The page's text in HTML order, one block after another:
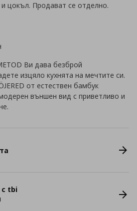
цокъл. Продават се отделно.
Ви дава безброй
изцяло кухнята на мечтите си.
от естествен бамбук
външен вид с приветливо и
с tbi